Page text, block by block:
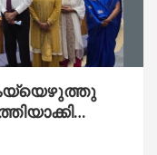
കയ്യെഴുത്തു
ഫാർമേഴ്‌സ്